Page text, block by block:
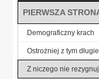
PIERWSZA
Demograficzny krach
Ostrożniej z tym
Z niczego nie